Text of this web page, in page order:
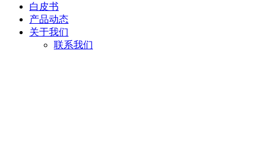
白皮书
产品动态
关于我们
联系我们